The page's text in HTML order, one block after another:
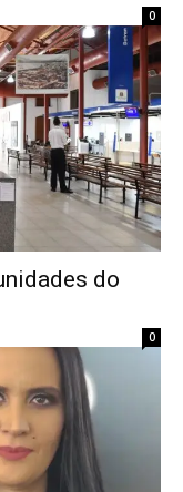
0
do
0